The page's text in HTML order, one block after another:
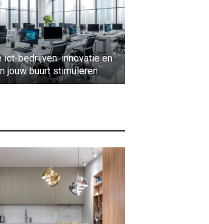
ict-bedrijven: innovatie en
jouw buurt stimuleren